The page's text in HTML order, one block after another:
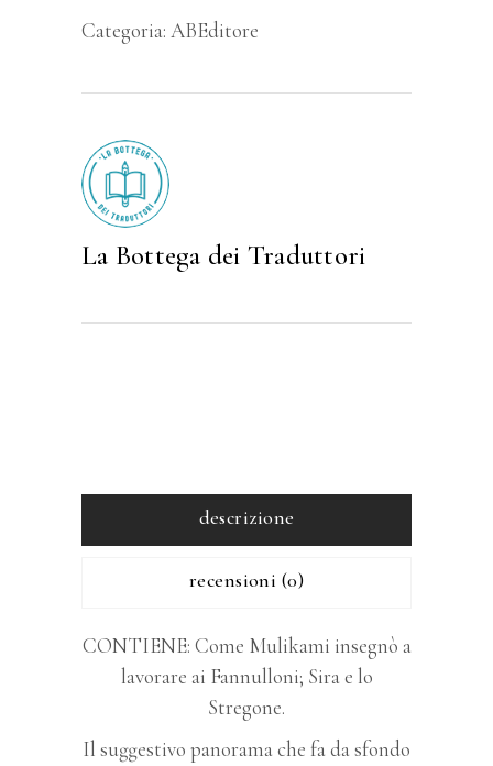
Categoria: ABEditore
La Bottega dei Traduttori
descrizione
recensioni (0)
CONTIENE: Come Mulikami insegnò a
lavorare ai Fannulloni; Sira e lo
Stregone.
Il suggestivo panorama che fa da sfondo